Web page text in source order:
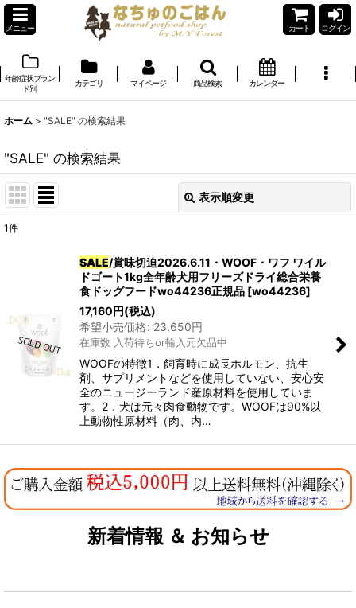
メニュー カート ログイン
年齢症状ブラン
ド別
カテゴリ マイページ 商品検索 カレンダー
ホーム > "SALE" の検索結果
"SALE" の検索結果
表示順変更
在庫あり
並び順:
1件
SALE/賞味切迫2026.6.11・WOOF・ワフ ワイル
ドゴート1kg全年齢犬用フリーズドライ総合栄養
食ドッグフードwo44236正規品 [wo44236]
17,160円(税込)
希望小売価格: 23,650円
在庫数 入荷待ちor輸入元欠品中
WOOFの特徴1．飼育時に成長ホルモン、抗生
剤、サプリメントなどを使用していない、安心安
全のニュージーランド産原材料を使用していま
す。2．犬は元々肉食動物です。WOOFは90%以
上動物性原材料（肉、内…
新着情報 ＆ お知らせ